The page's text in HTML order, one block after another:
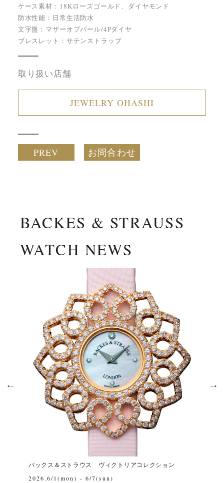
ケース素材：18Kローズゴールド、ダイヤモンド
防水性能：日常生活防水
文字盤：マザーオブパール/4Pダイヤ
ブレスレット：サテンストラップ
取り扱い店舗
JEWELRY OHASHI
PREV お問合わせ
BACKES & STRAUSS
WATCH NEWS
バックス＆ストラウス ヴィクトリアコレクション
2026.6/1(mon) - 6/7(sun)